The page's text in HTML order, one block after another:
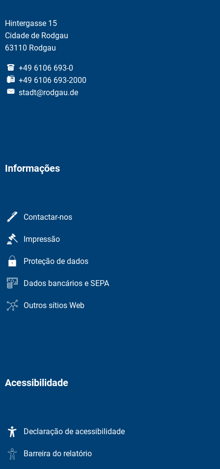
Hintergasse 15
Cidade de Rodgau
63110 Rodgau
+49 6106 693-0
+49 6106 693-2000
stadt@rodgau.de
Informações
Contactar-nos
Impressão
Proteção de dados
Dados bancários e SEPA
Outros sítios Web
Acessibilidade
Declaração de acessibilidade
Barreira do relatório